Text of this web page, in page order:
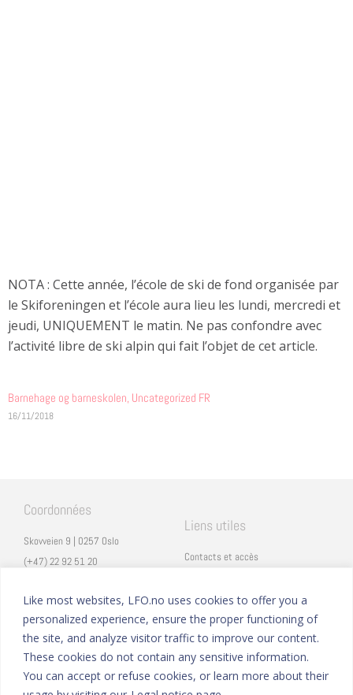
Like most websites, LFO.no uses cookies to offer you a
personalized experience, ensure the proper functioning of
the site, and analyze visitor traffic to improve our content.
These cookies do not contain any sensitive information.
You can accept or refuse cookies, or learn more about their
NOTA : Cette année, l’école de ski de fond organisée par
le Skiforeningen et l’école aura lieu les lundi, mercredi et
jeudi, UNIQUEMENT le matin. Ne pas confondre avec
l’activité libre de ski alpin qui fait l’objet de cet article.
Barnehage og barneskolen, Uncategorized FR
16/11/2018
Coordonnées
Skovveien 9 | 0257 Oslo
(+47) 22 92 51 20
Vulkan 11 | 0178 Oslo
Liens utiles
Contacts et accès
Mentions légales
Eduka
ProNote
Suivez nous Nous formons sur